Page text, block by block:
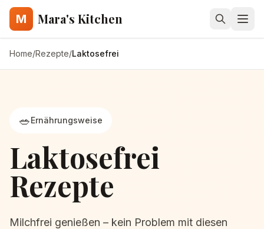
M Mara's Kitchen
Home/Rezepte/Laktosefrei
🥗Ernährungsweise
Laktosefrei
Rezepte
Milchfrei genießen – kein Problem mit diesen